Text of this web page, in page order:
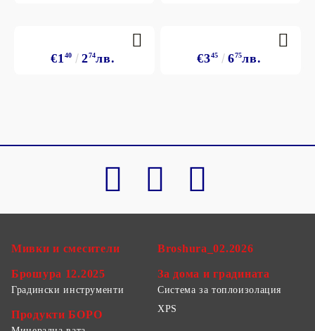
€1 40 274лв. €345 675лв.
Мивки и смесители
Брошура 12.2025
Broshura_02.2026
За дома и градината
Градински инструменти
Продукти БОРО
Система за топлоизолация
XPS